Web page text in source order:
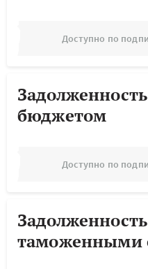
Доступно по
бюджетом
Доступно по
таможенными